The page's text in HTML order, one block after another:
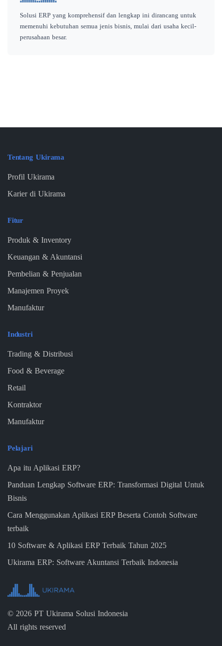
Solusi ERP yang komprehensif dan lengkap ini dirancang untuk
memenuhi kebutuhan semua jenis bisnis, mulai dari usaha kecil-
perusahaan besar.
Tentang Ukirama
Profil Ukirama
Karier di Ukirama
Fitur
Produk & Inventory
Keuangan & Akuntansi
Pembelian & Penjualan
Manajemen Proyek
Manufaktur
Industri
Trading & Distribusi
Food & Beverage
Retail
Kontraktor
Manufaktur
Pelajari
Apa itu Aplikasi ERP?
Panduan Lengkap Software ERP: Transformasi Digital Untuk
Bisnis
Cara Menggunakan Aplikasi ERP Beserta Contoh Software
terbaik
10 Software & Aplikasi ERP Terbaik Tahun 2025
Ukirama ERP: Software Akuntansi Terbaik Indonesia
© 2026 PT Ukirama Solusi Indonesia
All rights reserved